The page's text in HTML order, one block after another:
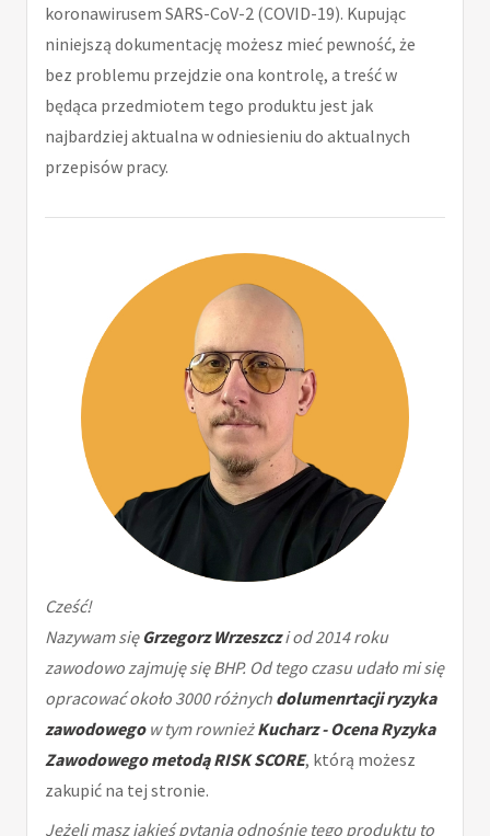
koronawirusem SARS-CoV-2 (COVID-19). Kupując
niniejszą dokumentację możesz mieć pewność, że
bez problemu przejdzie ona kontrolę, a treść w
będąca przedmiotem tego produktu jest jak
najbardziej aktualna w odniesieniu do aktualnych
przepisów pracy.
Cześć!
Nazywam sięGrzegorz Wrzeszczi od 2014 roku
zawodowo zajmuję się BHP. Od tego czasu udało mi się
opracować około 3000 różnych dolumenrtacji ryzyka
zawodowegow tym rownieżKucharz - Ocena Ryzyka
Zawodowego metodą RISK SCORE, którą możesz
zakupić na tej stronie.
Jeżeli masz jakieś pytania odnośnie tego produktu to